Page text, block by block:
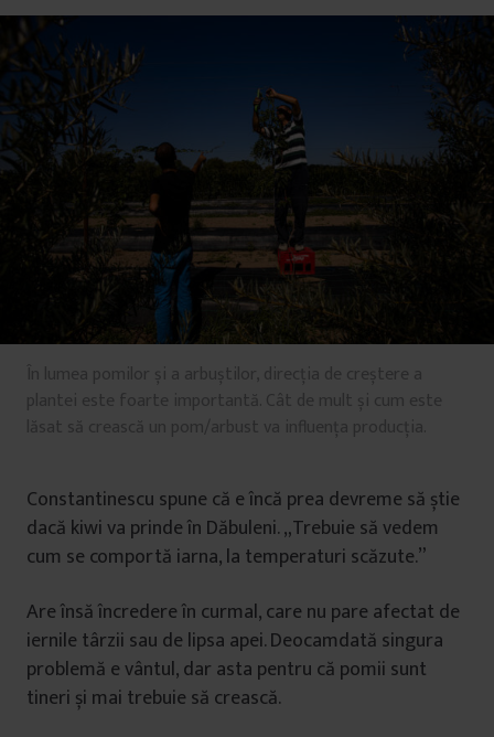
În lumea pomilor și a arbuștilor, direcția de creștere a
plantei este foarte importantă. Cât de mult și cum este
lăsat să crească un pom/arbust va influența producția.
Constantinescu spune că e încă prea devreme să știe
dacă kiwi va prinde în Dăbuleni. „Trebuie să vedem
cum se comportă iarna, la temperaturi scăzute.”
Are însă încredere în curmal, care nu pare afectat de
iernile târzii sau de lipsa apei. Deocamdată singura
problemă e vântul, dar asta pentru că pomii sunt
tineri și mai trebuie să crească.